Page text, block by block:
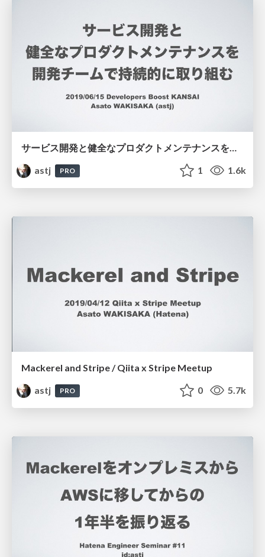
サービス開発と健全なプロダクトメンテナンスを開発チームで持続的に取り組む / Developers Boost KANSAI
astj
PRO 1 1.6k
Mackerel and Stripe / Qiita x Stripe Meetup
astj
PRO 0 5.7k